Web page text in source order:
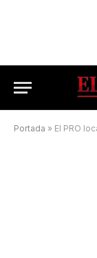
Portada » El PRO